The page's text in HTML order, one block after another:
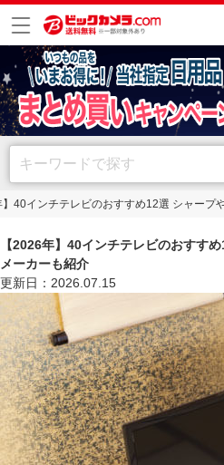
40インチテレビのおすすめ12選 シャープ
【2026年】40インチテレビのおすす
メーカーも紹介
更新日：2026.07.15